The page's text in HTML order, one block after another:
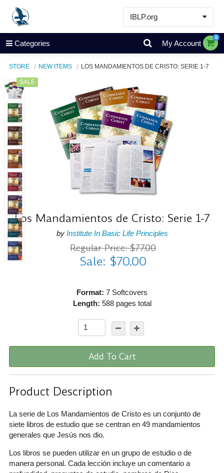
IBLP.org
Learn
Events & Resources
Store
Categories My Account
0
STORE NEW ITEMS LOS MANDAMIENTOS DE CRISTO: SERIE 1-7
SALE
Los Mandamientos de Cristo: Serie 1-7
by Institute In Basic Life Principles
Regular Price: $77.00
Sale: $70.00
Format: 7 Softcovers
Length: 588 pages total
Add To Cart
Product Description
La serie de Los Mandamientos de Cristo es un conjunto de
siete libros de estudio que se centran en 49 mandamientos
generales que Jesús nos dio.
Los libros se pueden utilizar en un grupo de estudio o de
manera personal. Cada lección incluye un comentario a